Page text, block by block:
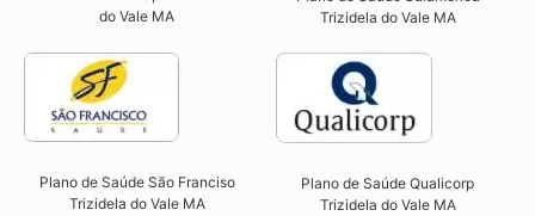
do Vale MA​
Trizidela do Vale MA
Plano de Saúde São Franciso
Trizidela do Vale MA​
Plano de Saúde Qualicorp
Trizidela do Vale MA​